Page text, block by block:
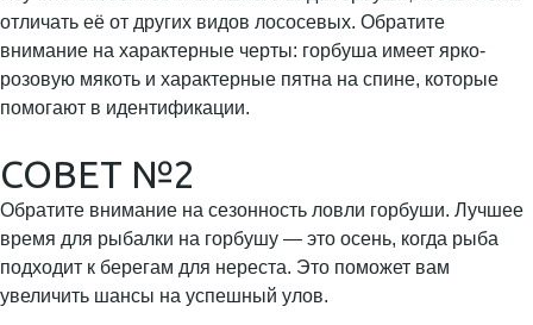
отличать её от других видов лососевых. Обратите
внимание на характерные черты: горбуша имеет ярко-
розовую мякоть и характерные пятна на спине, которые
помогают в идентификации.
СОВЕТ №2
Обратите внимание на сезонность ловли горбуши. Лучшее
время для рыбалки на горбушу — это осень, когда рыба
подходит к берегам для нереста. Это поможет вам
увеличить шансы на успешный улов.